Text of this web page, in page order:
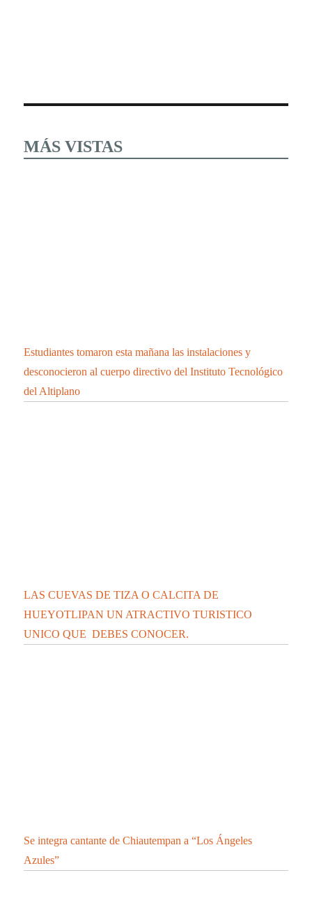
MÁS VISTAS
Estudiantes tomaron esta mañana las instalaciones y
desconocieron al cuerpo directivo del Instituto Tecnológico
del Altiplano
LAS CUEVAS DE TIZA O CALCITA DE
HUEYOTLIPAN UN ATRACTIVO TURISTICO
UNICO QUE DEBES CONOCER.
Se integra cantante de Chiautempan a “Los Ángeles
Azules”